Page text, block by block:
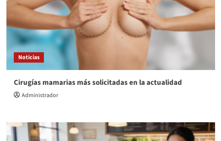
Noticias
Cirugías mamarias más solicitadas en la actualidad
Administrador